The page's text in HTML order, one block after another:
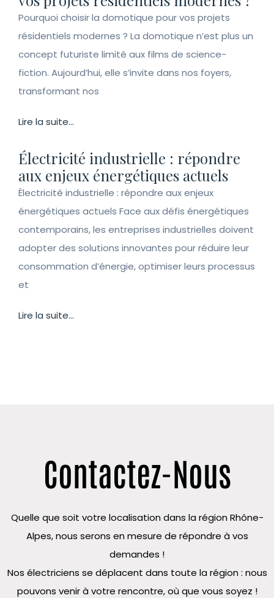
Pourquoi choisir la domotique pour vos projets
résidentiels modernes ? La domotique n’est plus un
concept futuriste limité aux films de science-
fiction. Aujourd’hui, elle s’invite dans nos foyers,
transformant nos
Lire la suite...
Électricité industrielle : répondre
aux enjeux énergétiques actuels
Électricité industrielle : répondre aux enjeux
énergétiques actuels Face aux défis énergétiques
contemporains, les entreprises industrielles doivent
adopter des solutions innovantes pour réduire leur
consommation d’énergie, optimiser leurs processus
et
Lire la suite...
Contactez-Nous
Quelle que soit votre localisation dans la région Rhône-
Alpes, nous serons en mesure de répondre à vos
demandes !
Nos électriciens se déplacent dans toute la région : nous
pouvons venir à votre rencontre, où que vous soyez !